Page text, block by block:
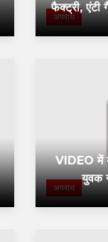
अपराध
फैक्ट्री, एंटी
अपराध
VIDEO में
युवक